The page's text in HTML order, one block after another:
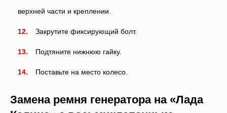
верхней части и креплении.
Закрутите фиксирующий болт.
Подтяните нижнюю гайку.
Поставьте на место колесо.
Замена ремня генератора на «Лада